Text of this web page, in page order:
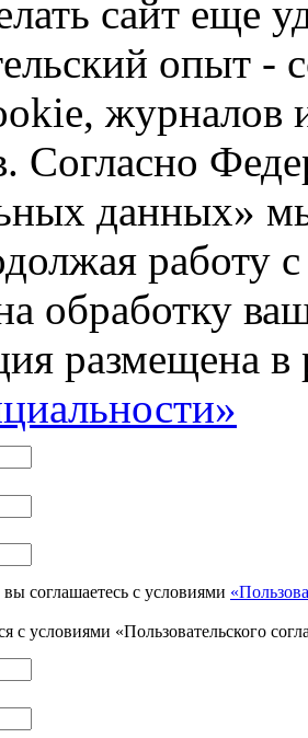
сайт еще
опыт
журналов
Согласно
данных»
работу
обработку
размещена в
соглашаетесь с условиями
с условиями «Пользовательского